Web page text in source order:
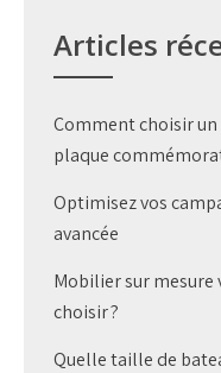
Articles
Comment choisir
plaque
Optimisez vos
avancée
Mobilier sur mesure
choisir ?
Quelle taille de